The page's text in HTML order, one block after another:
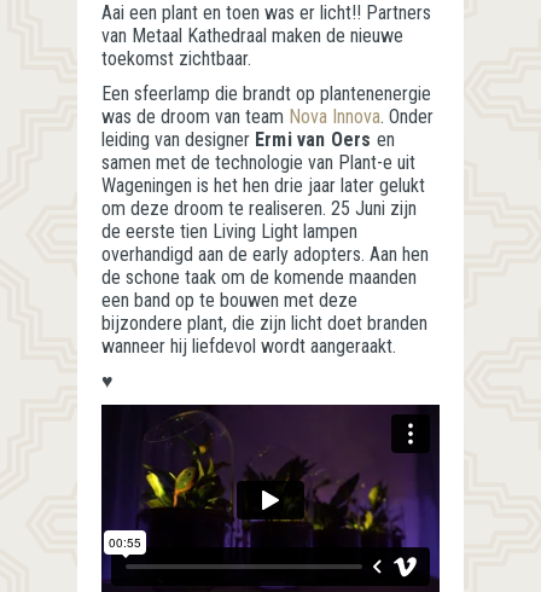
Aai een plant en toen was er licht!! Partners
van Metaal Kathedraal maken de nieuwe
toekomst zichtbaar.
Een sfeerlamp die brandt op plantenenergie
was de droom van team Nova Innova. Onder
leiding van designer Ermi van Oers en
samen met de technologie van Plant-e uit
Wageningen is het hen drie jaar later gelukt
om deze droom te realiseren. 25 Juni zijn
de eerste tien Living Light lampen
overhandigd aan de early adopters. Aan hen
de schone taak om de komende maanden
een band op te bouwen met deze
bijzondere plant, die zijn licht doet branden
wanneer hij liefdevol wordt aangeraakt.
♥